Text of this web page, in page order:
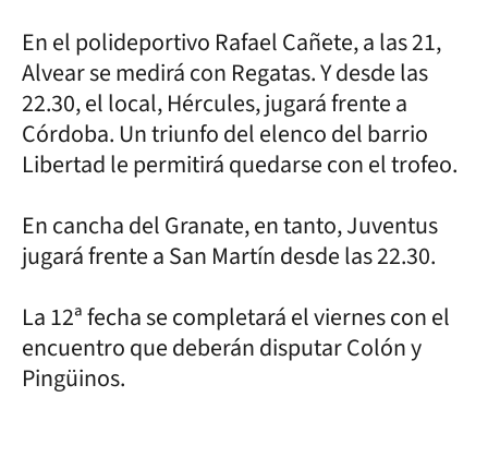
En el polideportivo Rafael Cañete, a las 21,
Alvear se medirá con Regatas. Y desde las
22.30, el local, Hércules, jugará frente a
Córdoba. Un triunfo del elenco del barrio
Libertad le permitirá quedarse con el trofeo.
En cancha del Granate, en tanto, Juventus
jugará frente a San Martín desde las 22.30.
La 12ª fecha se completará el viernes con el
encuentro que deberán disputar Colón y
Pingüinos.